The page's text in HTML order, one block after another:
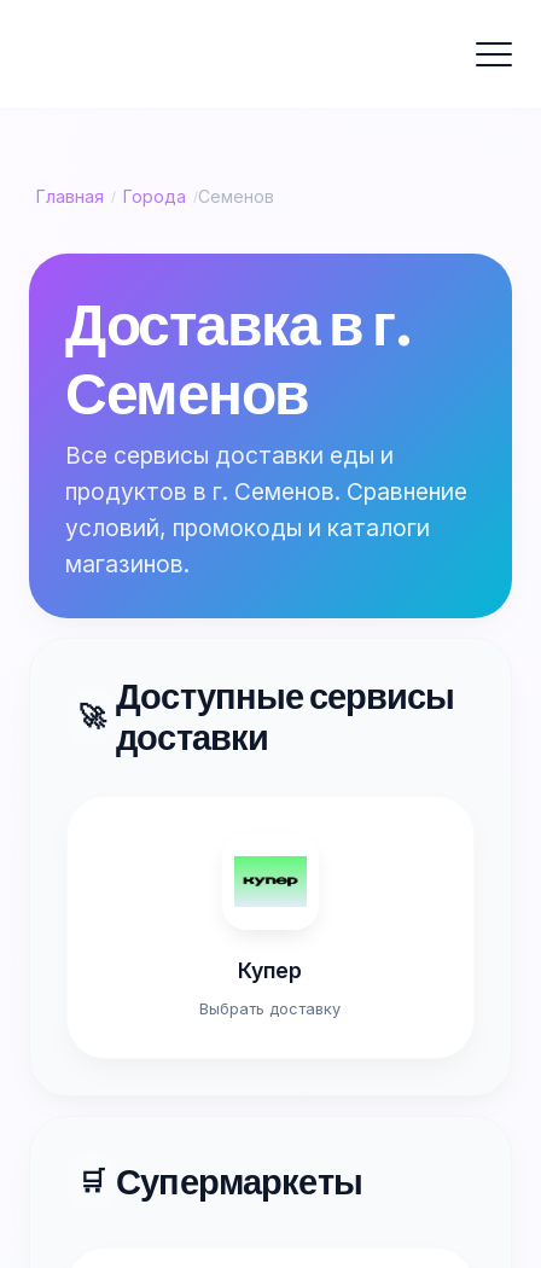
Главная / Города /Семенов
Доставка в г.
Семенов
Все сервисы доставки еды и
продуктов в г. Семенов. Сравнение
условий, промокоды и каталоги
магазинов.
🚀 Доступные сервисы
доставки
Купер
Выбрать доставку
🛒 Супермаркеты